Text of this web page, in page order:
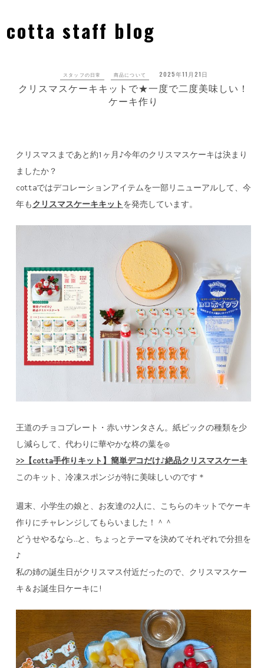
content
cotta staff blog
スタッフの日常 商品について 2025年11月21日
クリスマスケーキキットで★一度で二度美味しい！
ケーキ作り
クリスマスまであと約1ヶ月♪今年のクリスマスケーキは決まり
ましたか？
cottaではデコレーションアイテムを一部リニューアルして、今
年も クリスマスケーキキット を発売しています。
王道のチョコプレート・赤いサンタさん。紙ピックの種類を少
し減らして、代わりに華やかな柊の葉を◎
>>【cotta手作りキット】簡単デコだけ♪絶品クリスマスケーキ
このキット、冷凍スポンジが特に美味しいのです＊
週末、小学生の娘と、お友達の2人に、こちらのキットでケーキ
作りにチャレンジしてもらいました！＾＾
どうせやるなら…と、ちょっとテーマを決めてそれぞれで分担を
♪
私の姉の誕生日がクリスマス付近だったので、クリスマスケー
キ＆お誕生日ケーキに!